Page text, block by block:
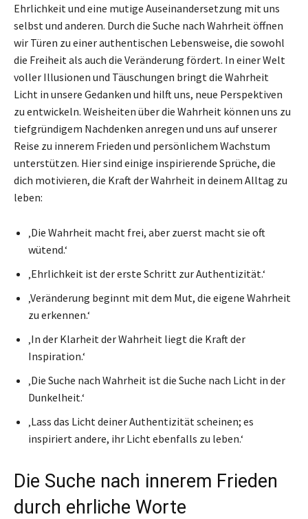
Ehrlichkeit und eine mutige Auseinandersetzung mit uns
selbst und anderen. Durch die Suche nach Wahrheit öffnen
wir Türen zu einer authentischen Lebensweise, die sowohl
die Freiheit als auch die Veränderung fördert. In einer Welt
voller Illusionen und Täuschungen bringt die Wahrheit
Licht in unsere Gedanken und hilft uns, neue Perspektiven
zu entwickeln. Weisheiten über die Wahrheit können uns zu
tiefgründigem Nachdenken anregen und uns auf unserer
Reise zu innerem Frieden und persönlichem Wachstum
unterstützen. Hier sind einige inspirierende Sprüche, die
dich motivieren, die Kraft der Wahrheit in deinem Alltag zu
leben:
‚Die Wahrheit macht frei, aber zuerst macht sie oft
wütend.‘
‚Ehrlichkeit ist der erste Schritt zur Authentizität.‘
‚Veränderung beginnt mit dem Mut, die eigene Wahrheit
zu erkennen.‘
‚In der Klarheit der Wahrheit liegt die Kraft der
Inspiration.‘
‚Die Suche nach Wahrheit ist die Suche nach Licht in der
Dunkelheit.‘
‚Lass das Licht deiner Authentizität scheinen; es
inspiriert andere, ihr Licht ebenfalls zu leben.‘
Die Suche nach innerem Frieden
durch ehrliche Worte